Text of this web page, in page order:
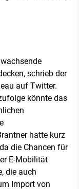
schrieb der
auf Twitter.
könnte das
hatte kurz
die Chancen für
E-Mobilität
die auch
Import von